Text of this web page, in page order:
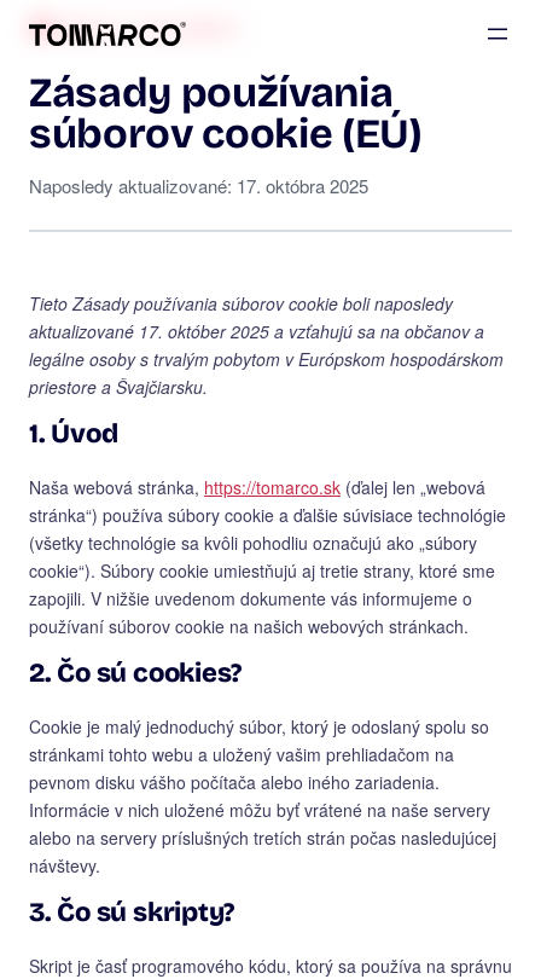
PRÁVNY DOKUMENT
Zásady používania
súborov cookie (EÚ)
17. októbra 2025
Tieto Zásady používania súborov cookie boli naposledy
aktualizované 17. október 2025 a vzťahujú sa na občanov a
legálne osoby s trvalým pobytom v Európskom hospodárskom
priestore a Švajčiarsku.
1. Úvod
Naša webová stránka, https://tomarco.sk (ďalej len „webová
stránka“) používa súbory cookie a ďalšie súvisiace technológie
(všetky technológie sa kvôli pohodliu označujú ako „súbory
cookie“). Súbory cookie umiestňujú aj tretie strany, ktoré sme
zapojili. V nižšie uvedenom dokumente vás informujeme o
používaní súborov cookie na našich webových stránkach.
2. Čo sú cookies?
Cookie je malý jednoduchý súbor, ktorý je odoslaný spolu so
stránkami tohto webu a uložený vašim prehliadačom na
pevnom disku vášho počítača alebo iného zariadenia.
Informácie v nich uložené môžu byť vrátené na naše servery
alebo na servery príslušných tretích strán počas nasledujúcej
návštevy.
3. Čo sú skripty?
Skript je časť programového kódu, ktorý sa používa na správnu